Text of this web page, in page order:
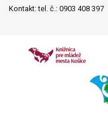
Kontakt: tel. č.: 0903 408 397